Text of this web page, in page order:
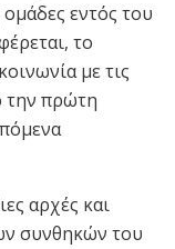
εντός του
το
με τις
την πρώτη
αρχές και
συνθηκών του